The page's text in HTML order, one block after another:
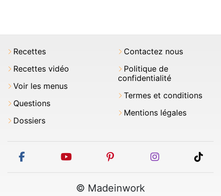
Recettes
Recettes vidéo
Voir les menus
Questions
Dossiers
Contactez nous
Politique de
confidentialité
Termes et conditions
Mentions légales
facebook youtube pinterest instagram
© Madeinwork